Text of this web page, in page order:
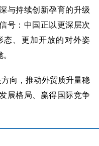
与持续创新孕育的升级
号：中国正以更深层次
态、更加开放的对外姿
方向，推动外贸质升量稳
展格局、赢得国际竞争